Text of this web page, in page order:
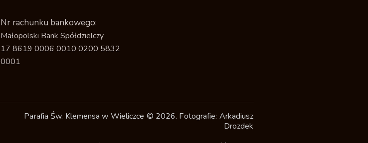
Nr rachunku bankowego:
Małopolski Bank Spółdzielczy
17 8619 0006 0010 0200 5832
0001
Parafia Św. Klemensa w Wieliczce © 2026. Fotografie: Arkadiusz
Drozdek